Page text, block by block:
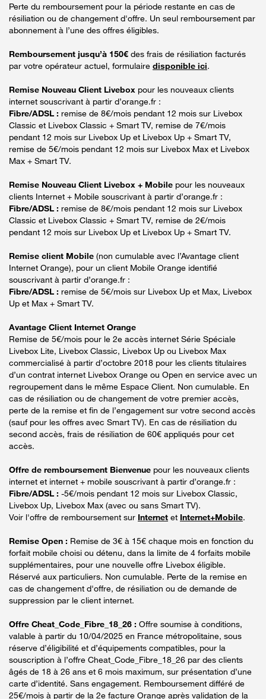
Perte du remboursement pour la période restante en cas de
résiliation ou de changement d'offre. Un seul remboursement par
abonnement à l’une des offres éligibles.
Remboursement jusqu’à 150€ des frais de résiliation facturés
par votre opérateur actuel, formulaire disponible ici.
Remise Nouveau Client Livebox pour les nouveaux clients
internet souscrivant à partir d’orange.fr :
Fibre/ADSL : remise de 8€/mois pendant 12 mois sur Livebox
Classic et Livebox Classic + Smart TV, remise de 7€/mois
pendant 12 mois sur Livebox Up et Livebox Up + Smart TV,
remise de 5€/mois pendant 12 mois sur Livebox Max et Livebox
Max + Smart TV.
Remise Nouveau Client Livebox + Mobile pour les nouveaux
clients Internet + Mobile souscrivant à partir d’orange.fr :
Fibre/ADSL : remise de 8€/mois pendant 12 mois sur Livebox
Classic et Livebox Classic + Smart TV, remise de 2€/mois
pendant 12 mois sur Livebox Up et Livebox Up + Smart TV.
Remise client Mobile (non cumulable avec l’Avantage client
Internet Orange), pour un client Mobile Orange identifié
souscrivant à partir d’orange.fr :
Fibre/ADSL : remise de 5€/mois sur Livebox Up et Max, Livebox
Up et Max + Smart TV.
Avantage Client Internet Orange
Remise de 5€/mois pour le 2e accès internet Série Spéciale
Livebox Lite, Livebox Classic, Livebox Up ou Livebox Max
commercialisé à partir d’octobre 2018 pour les clients titulaires
d’un contrat internet Livebox Orange ou Open en service avec un
regroupement dans le même Espace Client. Non cumulable. En
cas de résiliation ou de changement de votre premier accès,
perte de la remise et fin de l’engagement sur votre second accès
(sauf pour les offres avec Smart TV). En cas de résiliation du
second accès, frais de résiliation de 60€ appliqués pour cet
accès.
Offre de remboursement Bienvenue pour les nouveaux clients
internet et internet + mobile souscrivant à partir d’orange.fr :
Fibre/ADSL : -5€/mois pendant 12 mois sur Livebox Classic,
Livebox Up, Livebox Max (avec ou sans Smart TV).
Voir l'offre de remboursement sur Internet et Internet+Mobile.
Remise Open : Remise de 3€ à 15€ chaque mois en fonction du
forfait mobile choisi ou détenu, dans la limite de 4 forfaits mobile
supplémentaires, pour une nouvelle offre Livebox éligible.
Réservé aux particuliers. Non cumulable. Perte de la remise en
cas de changement d'offre, de résiliation ou de demande de
suppression par le client internet.
Offre Cheat_Code_Fibre_18_26 : Offre soumise à conditions,
valable à partir du 10/04/2025 en France métropolitaine, sous
réserve d’éligibilité et d’équipements compatibles, pour la
souscription à l’offre Cheat_Code_Fibre_18_26 par des clients
âgés de 18 à 26 ans et 6 mois maximum, sur présentation d’une
carte d’identité. Sans engagement. Remboursement différé de
25€/mois à partir de la 2e facture Orange après validation de la